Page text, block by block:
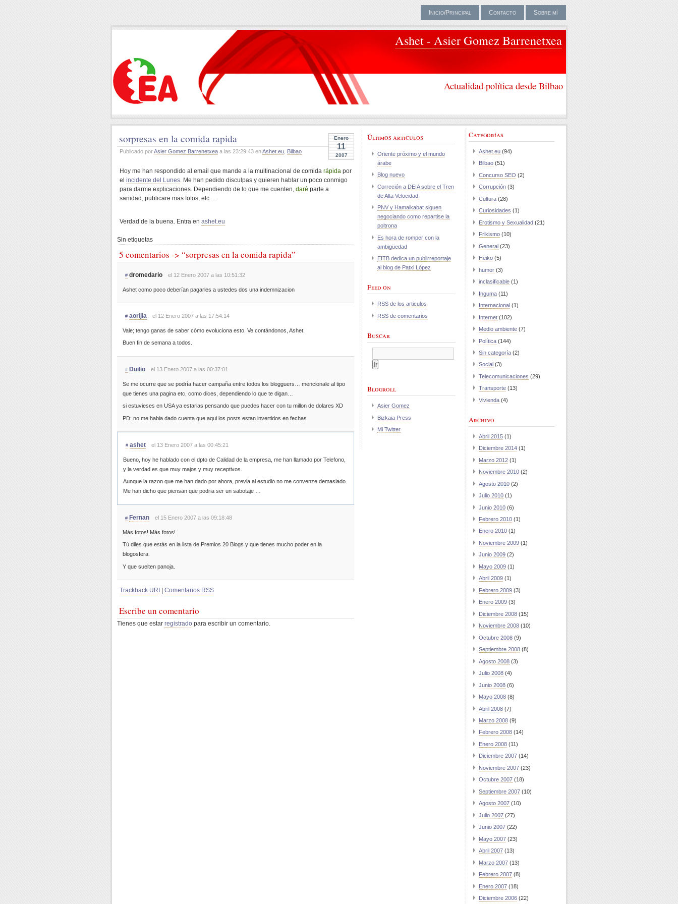
Inicio/Principal Contacto Sobre mí
Ashet - Asier Gomez Barrenetxea
Actualidad política desde Bilbao
Enero
11
2007
sorpresas en la comida rapida
Publicado porAsier Gomez Barrenetxea a las 23:29:43 enAshet.eu Bilbao
Hoy me han respondido al email que mande a la multinacional de comida rápida por
el incidente del Lunes. Me han pedido disculpas y quieren hablar un poco conmigo
para darme explicaciones. Dependiendo de lo que me cuenten, daré parte a
sanidad, publicare mas fotos, etc …
Verdad de la buena. Entra en ashet.eu
Sin etiquetas
5 comentarios -> “sorpresas en la comida rapida”
# dromedario el 12 Enero 2007 a las 10:51:32
Ashet como poco deberían pagarles a ustedes dos una indemnizacion
# aorijia el 12 Enero 2007 a las 17:54:14
Vale; tengo ganas de saber cómo evoluciona esto. Ve contándonos, Ashet.
Buen fin de semana a todos.
# Duilio el 13 Enero 2007 a las 00:37:01
Se me ocurre que se podría hacer campaña entre todos los blogguers… mencionale al tipo
que tienes una pagina etc, como dices, dependiendo lo que te digan…
si estuvieses en USA ya estarias pensando que puedes hacer con tu millon de dolares XD
PD: no me habia dado cuenta que aqui los posts estan invertidos en fechas
# ashet el 13 Enero 2007 a las 00:45:21
Bueno, hoy he hablado con el dpto de Calidad de la empresa, me han llamado por Telefono,
y la verdad es que muy majos y muy receptivos.
Aunque la razon que me han dado por ahora, previa al estudio no me convenze demasiado.
Me han dicho que piensan que podria ser un sabotaje …
# Fernan el 15 Enero 2007 a las 09:18:48
Más fotos! Más fotos!
Tú diles que estás en la lista de Premios 20 Blogs y que tienes mucho poder en la
blogosfera.
Y que suelten panoja.
Trackback URI Comentarios RSS
Escribe un comentario
Tienes que estar registrado para escribir un comentario.
Últimos articulos
Oriente próximo y el mundo
árabe
Blog nuevo
Correción a DEIA sobre el Tren
de Alta Velocidad
PNV y Hamaikabat siguen
negociando como repartise la
poltrona
Es hora de romper con la
ambigüedad
EITB dedica un publirreportaje
al blog de Patxi López
Feed on
RSS de los articulos
RSS de comentarios
Buscar
Blogroll
Asier Gomez
Bizkaia Press
Mi Twitter
Categorías
Ashet.eu (94)
Bilbao (51)
Concurso SEO (2)
Corrupción (3)
Cultura (28)
Curiosidades (1)
Erotismo y Sexualidad (21)
Frikismo (10)
General (23)
Heiko (5)
humor (3)
inclasificable (1)
Inguma (11)
Internacional (1)
Internet (102)
Medio ambiente (7)
Política (144)
Sin categoría (2)
Social (3)
Telecomunicaciones (29)
Transporte (13)
Vivienda (4)
Archivo
Abril 2015 (1)
Diciembre 2014 (1)
Marzo 2012 (1)
Noviembre 2010 (2)
Agosto 2010 (2)
Julio 2010 (1)
Junio 2010 (6)
Febrero 2010 (1)
Enero 2010 (1)
Noviembre 2009 (1)
Junio 2009 (2)
Mayo 2009 (1)
Abril 2009 (1)
Febrero 2009 (3)
Enero 2009 (3)
Diciembre 2008 (15)
Noviembre 2008 (10)
Octubre 2008 (9)
Septiembre 2008 (8)
Agosto 2008 (3)
Julio 2008 (4)
Junio 2008 (6)
Mayo 2008 (8)
Abril 2008 (7)
Marzo 2008 (9)
Febrero 2008 (14)
Enero 2008 (11)
Diciembre 2007 (14)
Noviembre 2007 (23)
Octubre 2007 (18)
Septiembre 2007 (10)
Agosto 2007 (10)
Julio 2007 (27)
Junio 2007 (22)
Mayo 2007 (23)
Abril 2007 (13)
Marzo 2007 (13)
Febrero 2007 (8)
Enero 2007 (18)
Diciembre 2006 (22)